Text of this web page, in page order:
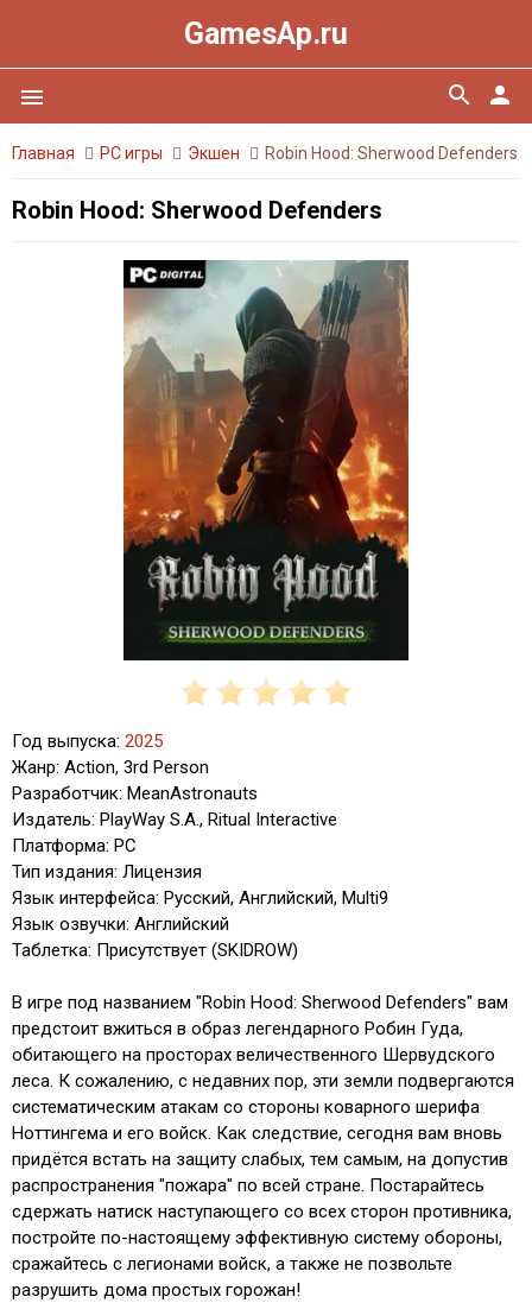
GamesAp.ru
menu person
search
Главная PC игры Экшен Robin Hood: Sherwood Defenders
Robin Hood: Sherwood Defenders
Год выпуска: 2025
Жанр: Action, 3rd Person
Разработчик: MeanAstronauts
Издатель: PlayWay S.A., Ritual Interactive
Платформа: PC
Тип издания: Лицензия
Язык интерфейса: Русский, Английский, Multi9
Язык озвучки: Английский
Таблетка: Присутствует (SKIDROW)
В игре под названием "Robin Hood: Sherwood Defenders" вам
предстоит вжиться в образ легендарного Робин Гуда,
обитающего на просторах величественного Шервудского
леса. К сожалению, с недавних пор, эти земли подвергаются
систематическим атакам со стороны коварного шерифа
Ноттингема и его войск. Как следствие, сегодня вам вновь
придётся встать на защиту слабых, тем самым, на допустив
распространения "пожара" по всей стране. Постарайтесь
сдержать натиск наступающего со всех сторон противника,
постройте по-настоящему эффективную систему обороны,
сражайтесь с легионами войск, а также не позвольте
разрушить дома простых горожан!